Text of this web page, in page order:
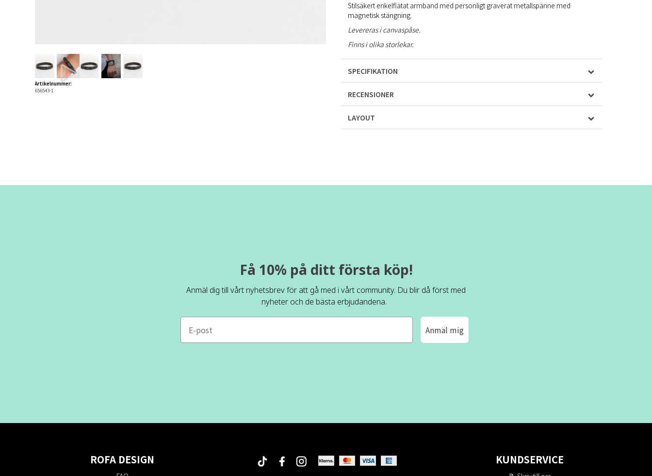
Stilsäkert enkelflätat armband med personligt graverat metallspänne med
magnetisk stängning.
Levereras i canvaspåse.
Finns i olika storlekar.
SPECIFIKATION
RECENSIONER
LAYOUT
Artikelnummer:
656543-1
Få 10% på ditt första köp!
Anmäl dig till vårt nyhetsbrev för att gå med i vårt community. Du blir då först med
nyheter och de bästa erbjudandena.
e-mail
Anmäl mig
ROFA DESIGN KUNDSERVICE